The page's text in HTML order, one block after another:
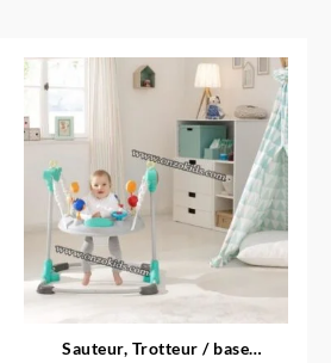
Sauteur, Trotteur / base